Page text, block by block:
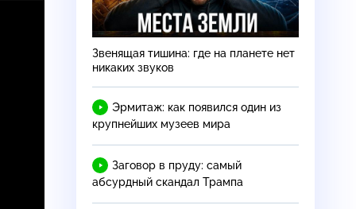
Звенящая тишина: где на планете нет
никаких звуков
Эрмитаж: как появился один из
крупнейших музеев мира
Заговор в пруду: самый
абсурдный скандал Трампа